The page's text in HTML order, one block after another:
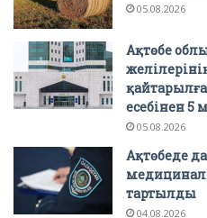
05.08.2026
Ақтөбе
есебінен 5
05.08.2026
Ақтөбеде
тартылды
04.08.2026